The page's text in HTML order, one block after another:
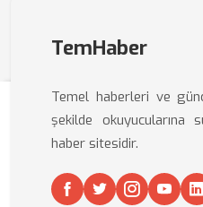
TemHaber
Temel haberleri ve
şekilde okuyucularına
haber sitesidir.